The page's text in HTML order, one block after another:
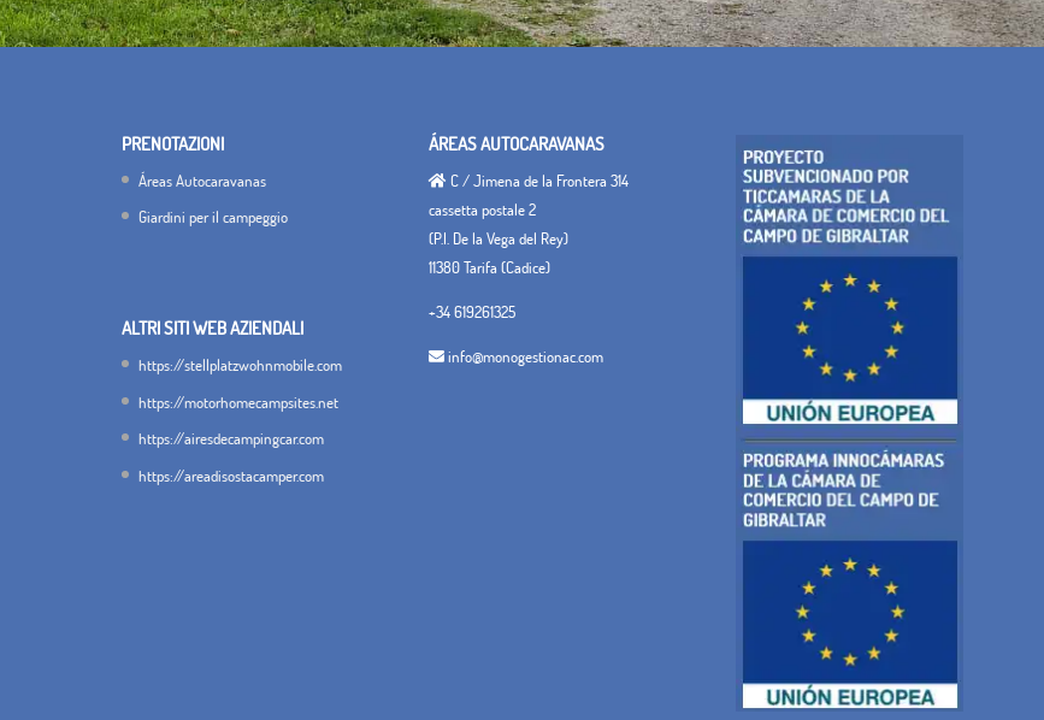
PRENOTAZIONI
Áreas Autocaravanas
Giardini per il campeggio
ALTRI SITI WEB AZIENDALI
https://stellplatzwohnmobile.com
https://motorhomecampsites.net
https://airesdecampingcar.com
https://areadisostacamper.com
ÁREAS AUTOCARAVANAS
C / Jimena de la Frontera 314
cassetta postale 2
(P.I. De la Vega del Rey)
11380 Tarifa (Cadice)
+34 619261325
info@monogestionac.com